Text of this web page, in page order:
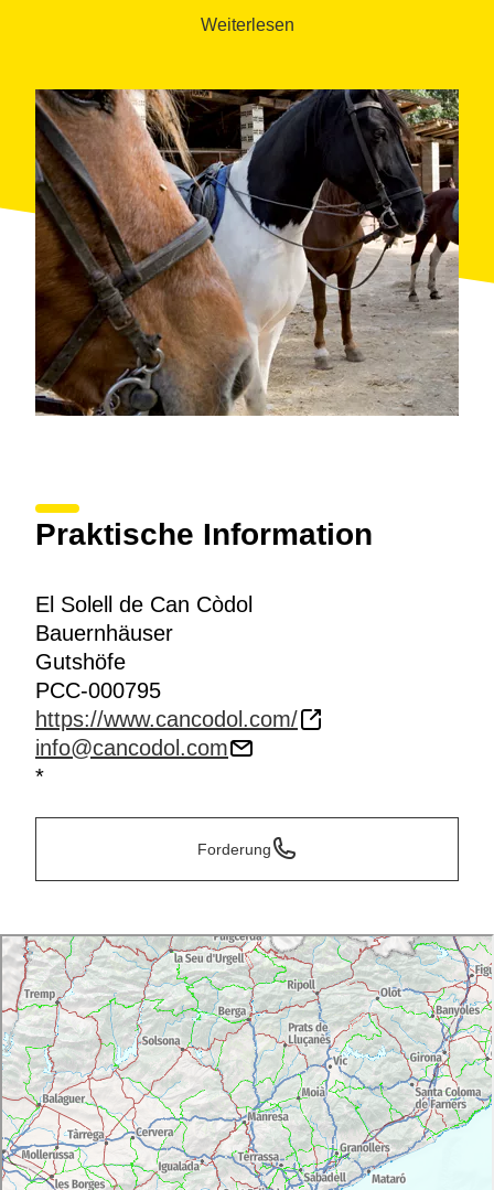
Wanderroute der Cogulló de Can Torra oder
Weiterlesen
Praktische Information
El Solell de Can Còdol
Bauernhäuser
Gutshöfe
PCC-000795
https://www.cancodol.com/
info@cancodol.com
*
Forderung